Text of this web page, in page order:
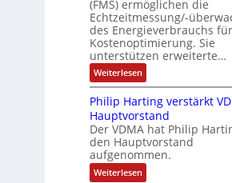
i
l
e
C
6
2
4
4
3
-
4
-
2
-
S
i
e
r
t
F
l
e
x
i
b
i
l
g
e
e
i
c
h
e
s
O
m
o
x
-
P
u
g
(FMS) ermöglichen die
Echtzeitmessung/-
des Energieverbrauchs
Kostenoptimierung. Sie
unterstützen erweiterte…
Weiterlesen:
P
u
g
&
P
l
a
y
Philip Harting verstärkt
Hauptvorstand
Der VDMA hat Philip
den Hauptvorstand
aufgenommen.
Weiterlesen: